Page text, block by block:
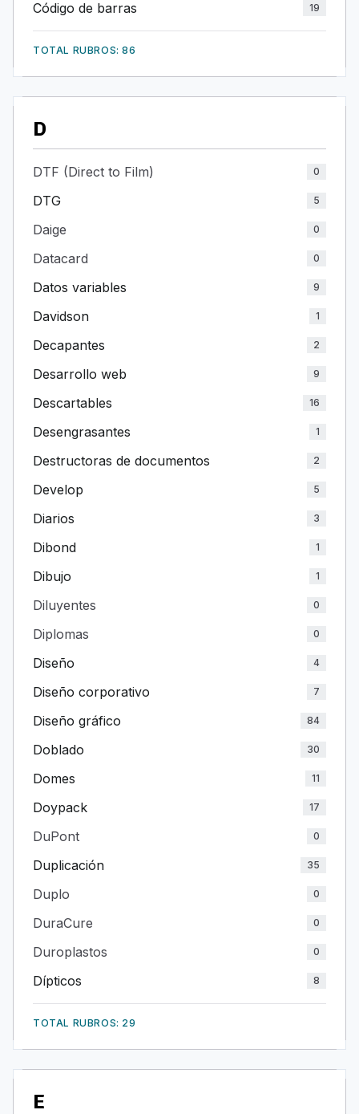
Código de barras 19
TOTAL RUBROS: 86
D
DTF (Direct to Film) 0
DTG 5
Daige 0
Datacard 0
Datos variables 9
Davidson 1
Decapantes 2
Desarrollo web 9
Descartables 16
Desengrasantes 1
Destructoras de documentos 2
Develop 5
Diarios 3
Dibond 1
Dibujo 1
Diluyentes 0
Diplomas 0
Diseño 4
Diseño corporativo 7
Diseño gráfico 84
Doblado 30
Domes 11
Doypack 17
DuPont 0
Duplicación 35
Duplo 0
DuraCure 0
Duroplastos 0
Dípticos 8
TOTAL RUBROS: 29
E